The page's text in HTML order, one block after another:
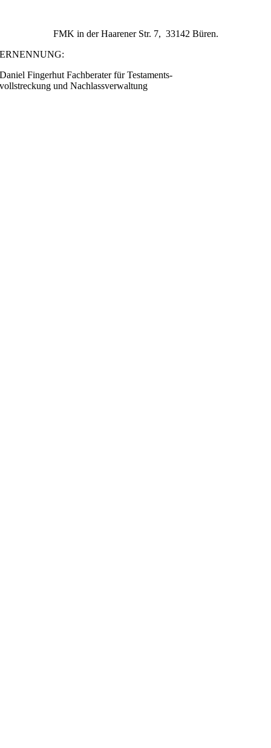
FMK in der Haarener Str. 7, 33142 Büren.
ERNENNUNG:
Daniel Fingerhut Fachberater für Testaments-
vollstreckung und Nachlassverwaltung